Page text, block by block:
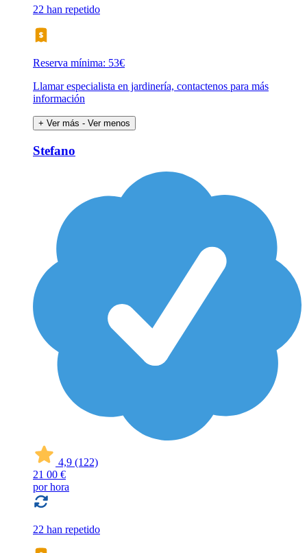
22 han repetido
Reserva mínima: 53€
Llamar especialista en jardinería, contactenos para más
información
+ Ver más - Ver menos
Stefano
4,9 (122)
21 00 €
por hora
22 han repetido